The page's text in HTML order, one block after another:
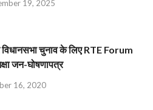
19, 2025
विधानसभा चुनाव के लिए RTE Forum
जन-घोषणापत्र
16, 2020